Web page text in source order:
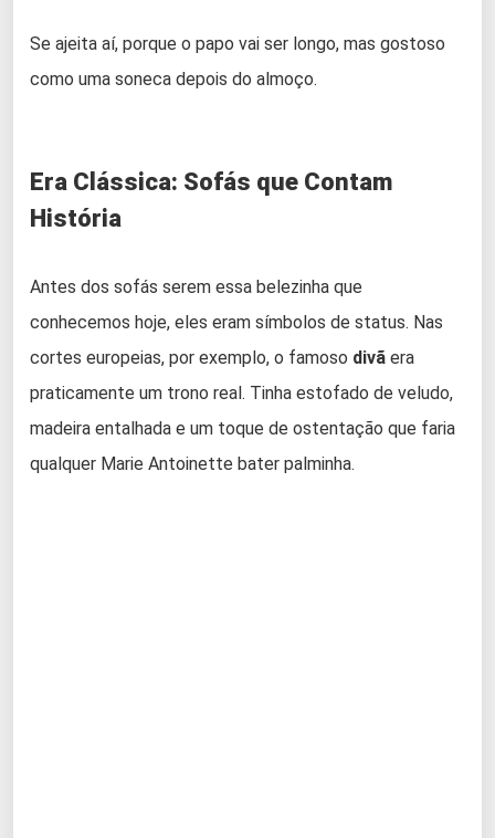
Se ajeita aí, porque o papo vai ser longo, mas gostoso
como uma soneca depois do almoço.
Era Clássica: Sofás que Contam
História
Antes dos sofás serem essa belezinha que
conhecemos hoje, eles eram símbolos de status. Nas
cortes europeias, por exemplo, o famoso divã era
praticamente um trono real. Tinha estofado de veludo,
madeira entalhada e um toque de ostentação que faria
qualquer Marie Antoinette bater palminha.